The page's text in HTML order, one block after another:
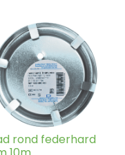
rond federhard